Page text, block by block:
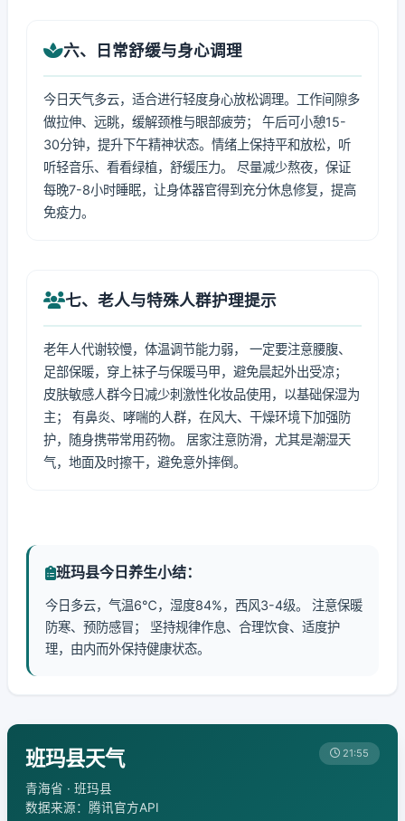
六、日常舒缓与身心调理
今日天气多云，适合进行轻度身心放松调理。工作间隙多
做拉伸、远眺，缓解颈椎与眼部疲劳； 午后可小憩15-
30分钟，提升下午精神状态。情绪上保持平和放松，听
听轻音乐、看看绿植，舒缓压力。 尽量减少熬夜，保证
每晚7-8小时睡眠，让身体器官得到充分休息修复，提高
免疫力。
七、老人与特殊人群护理提示
老年人代谢较慢，体温调节能力弱， 一定要注意腰腹、
足部保暖，穿上袜子与保暖马甲，避免晨起外出受凉；
皮肤敏感人群今日减少刺激性化妆品使用，以基础保湿为
主； 有鼻炎、哮喘的人群，在风大、干燥环境下加强防
护，随身携带常用药物。 居家注意防滑，尤其是潮湿天
气，地面及时擦干，避免意外摔倒。
班玛县今日养生小结：
今日多云，气温6℃，湿度84%，西风3-4级。 注意保暖
防寒、预防感冒； 坚持规律作息、合理饮食、适度护
理，由内而外保持健康状态。
班玛县天气
青海省 · 班玛县
数据来源：腾讯官方API
21:55